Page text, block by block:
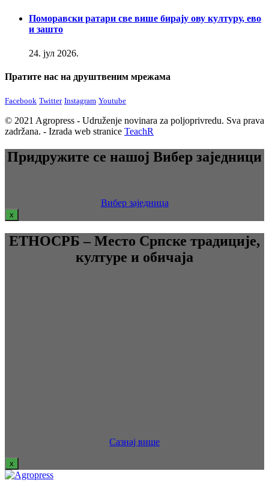
Поморавски ратари све више бирају ову културу, ево
и зашто
24. јул 2026.
Пратите нас на друштвеним мрежама
Facebook Twitter Instagram Youtube
© 2021 Agropress - Udruženje novinara za poljoprivredu. Sva prava
zadržana. - Izrada web stranice TeachR
Придружите се нашој Вибер заједници
Вибер заједница
x
ЕТНОСРБ – Место Српске традиције,
културе и обичаја
Сазнај више
x